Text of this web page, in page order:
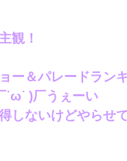
観！
ー＆パレードラン
˙ω˙ )厂うぇーい
しないけどやらせ